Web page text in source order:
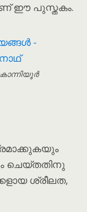
ഈ പുസ്തകം.
ചെയ്തതിനു
ശ്രീലത,